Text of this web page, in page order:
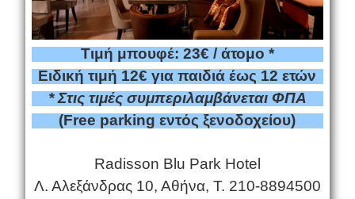
Τιμή μπουφέ: 23€ / άτομο *
Ειδική τιμή 12€ για παιδιά έως 12 ετών
* Στις τιμές συμπεριλαμβάνεται ΦΠΑ
(Free parking εντός ξενοδοχείου)
Radisson Blu Park Hotel
Λ. Αλεξάνδρας 10, Αθήνα, Τ. 210-8894500